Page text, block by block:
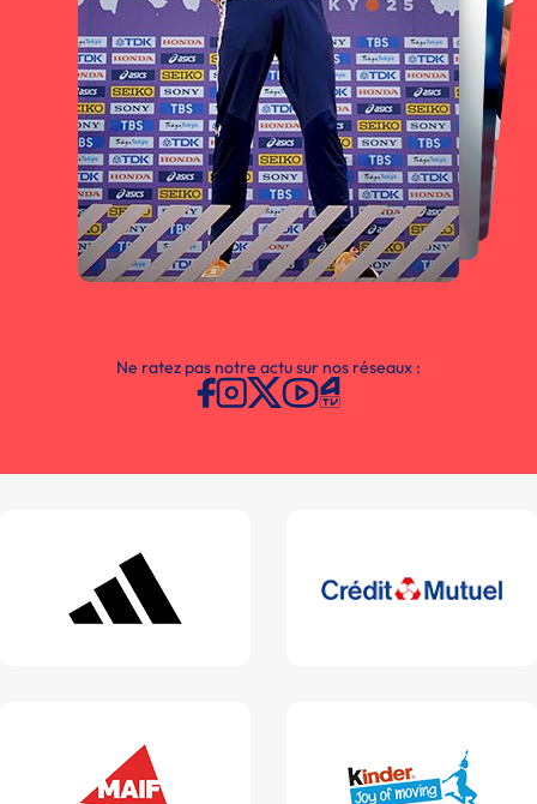
Ne ratez pas notre actu sur nos réseaux :